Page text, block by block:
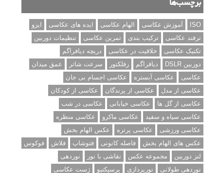
برچسب‌ها
ISO آموزش عکاسی الهام عکاسی ایده های عکاسی
ایزو
ترفند عکاسی
ترکیب بندی تمرین عکاسی
تنظیمات دوربین
تکنیک عکاسی
خلاقیت در عکاسی
دریچه دیافراگم
دوربین DSLR
دیافراگم رفلکتور سرعت شاتر
عمق میدان
عکاسی
عکاسی آبستره
عکاسی اجسام بی جان
عکاسی از مدل
عکاسی از پرندگان
عکاسی از کودکان
عکاسی از گل ها
عکاسی خیابانی
عکاسی در شب
عکاسی سیاه و سفید
عکاسی ماکرو
عکاسی منظره
عکاسی ورزشی
عکاسی پرتره
عکس الهام بخش